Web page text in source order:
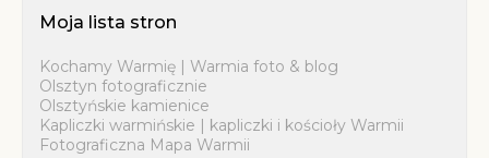
Moja lista stron
Kochamy Warmię | Warmia foto & blog
Olsztyn fotograficznie
Olsztyńskie kamienice
Kapliczki warmińskie | kapliczki i kościoły Warmii
Fotograficzna Mapa Warmii